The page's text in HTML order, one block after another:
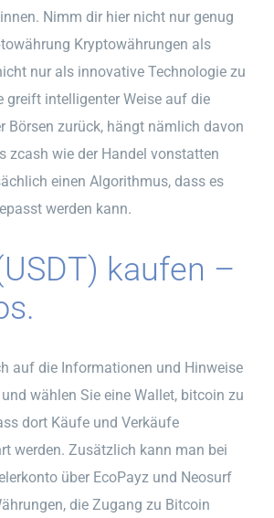
Nimm dir hier nicht nur genug
Kryptowährungen als
nur als innovative Technologie zu
greift intelligenter Weise auf die
Börsen zurück, hängt nämlich davon
zcash wie der Handel vonstatten
einen Algorithmus, dass es
werden kann.
kaufen –
auf die Informationen und Hinweise
wählen Sie eine Wallet, bitcoin zu
dort Käufe und Verkäufe
werden. Zusätzlich kann man bei
über EcoPayz und Neosurf
die Zugang zu Bitcoin